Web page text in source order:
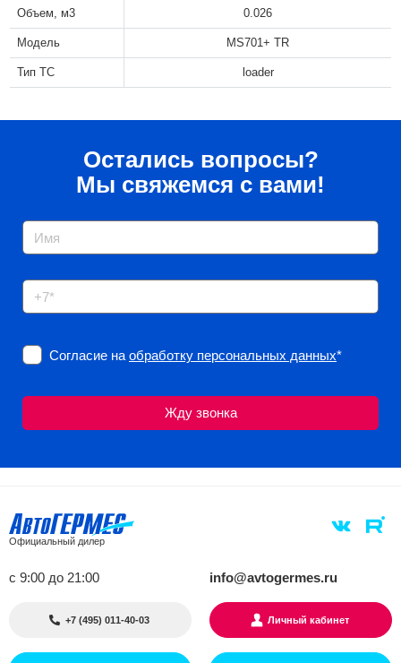
Объем, м3 0.026
Модель MS701+ TR
Тип ТС loader
Остались вопросы?
Мы свяжемся с вами!
Согласие на обработку персональных данных*
Официальный дилер
с 9:00 до 21:00 info@avtogermes.ru
+7 (495) 011-40-03 Личный кабинет